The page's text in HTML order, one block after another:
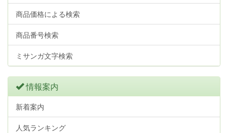
商品価格による検索
商品番号検索
ミサンガ文字検索
情報案内
新着案内
人気ランキング